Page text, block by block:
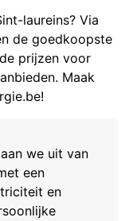
laureins? Via
de goedkoopste
prijzen voor
Maak
we uit van
een
en